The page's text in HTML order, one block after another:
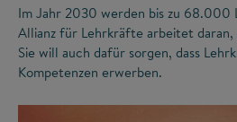
Im Jahr 2030 werden bis zu 68.000
Allianz für Lehrkräfte arbeitet daran,
Sie will auch dafür sorgen, dass
Kompetenzen erwerben.